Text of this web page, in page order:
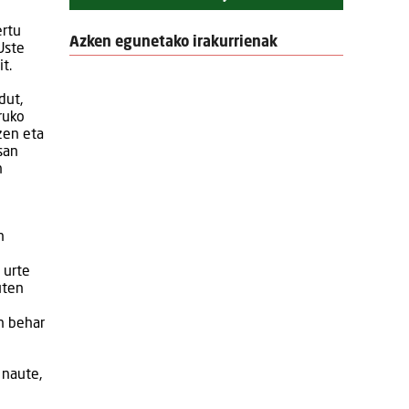
eta
urte
behar
Azken egunetako irakurrienak